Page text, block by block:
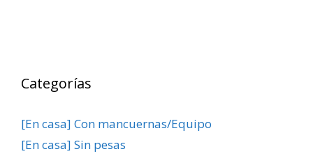
Categorías
[En casa] Con mancuernas/Equipo
[En casa] Sin pesas